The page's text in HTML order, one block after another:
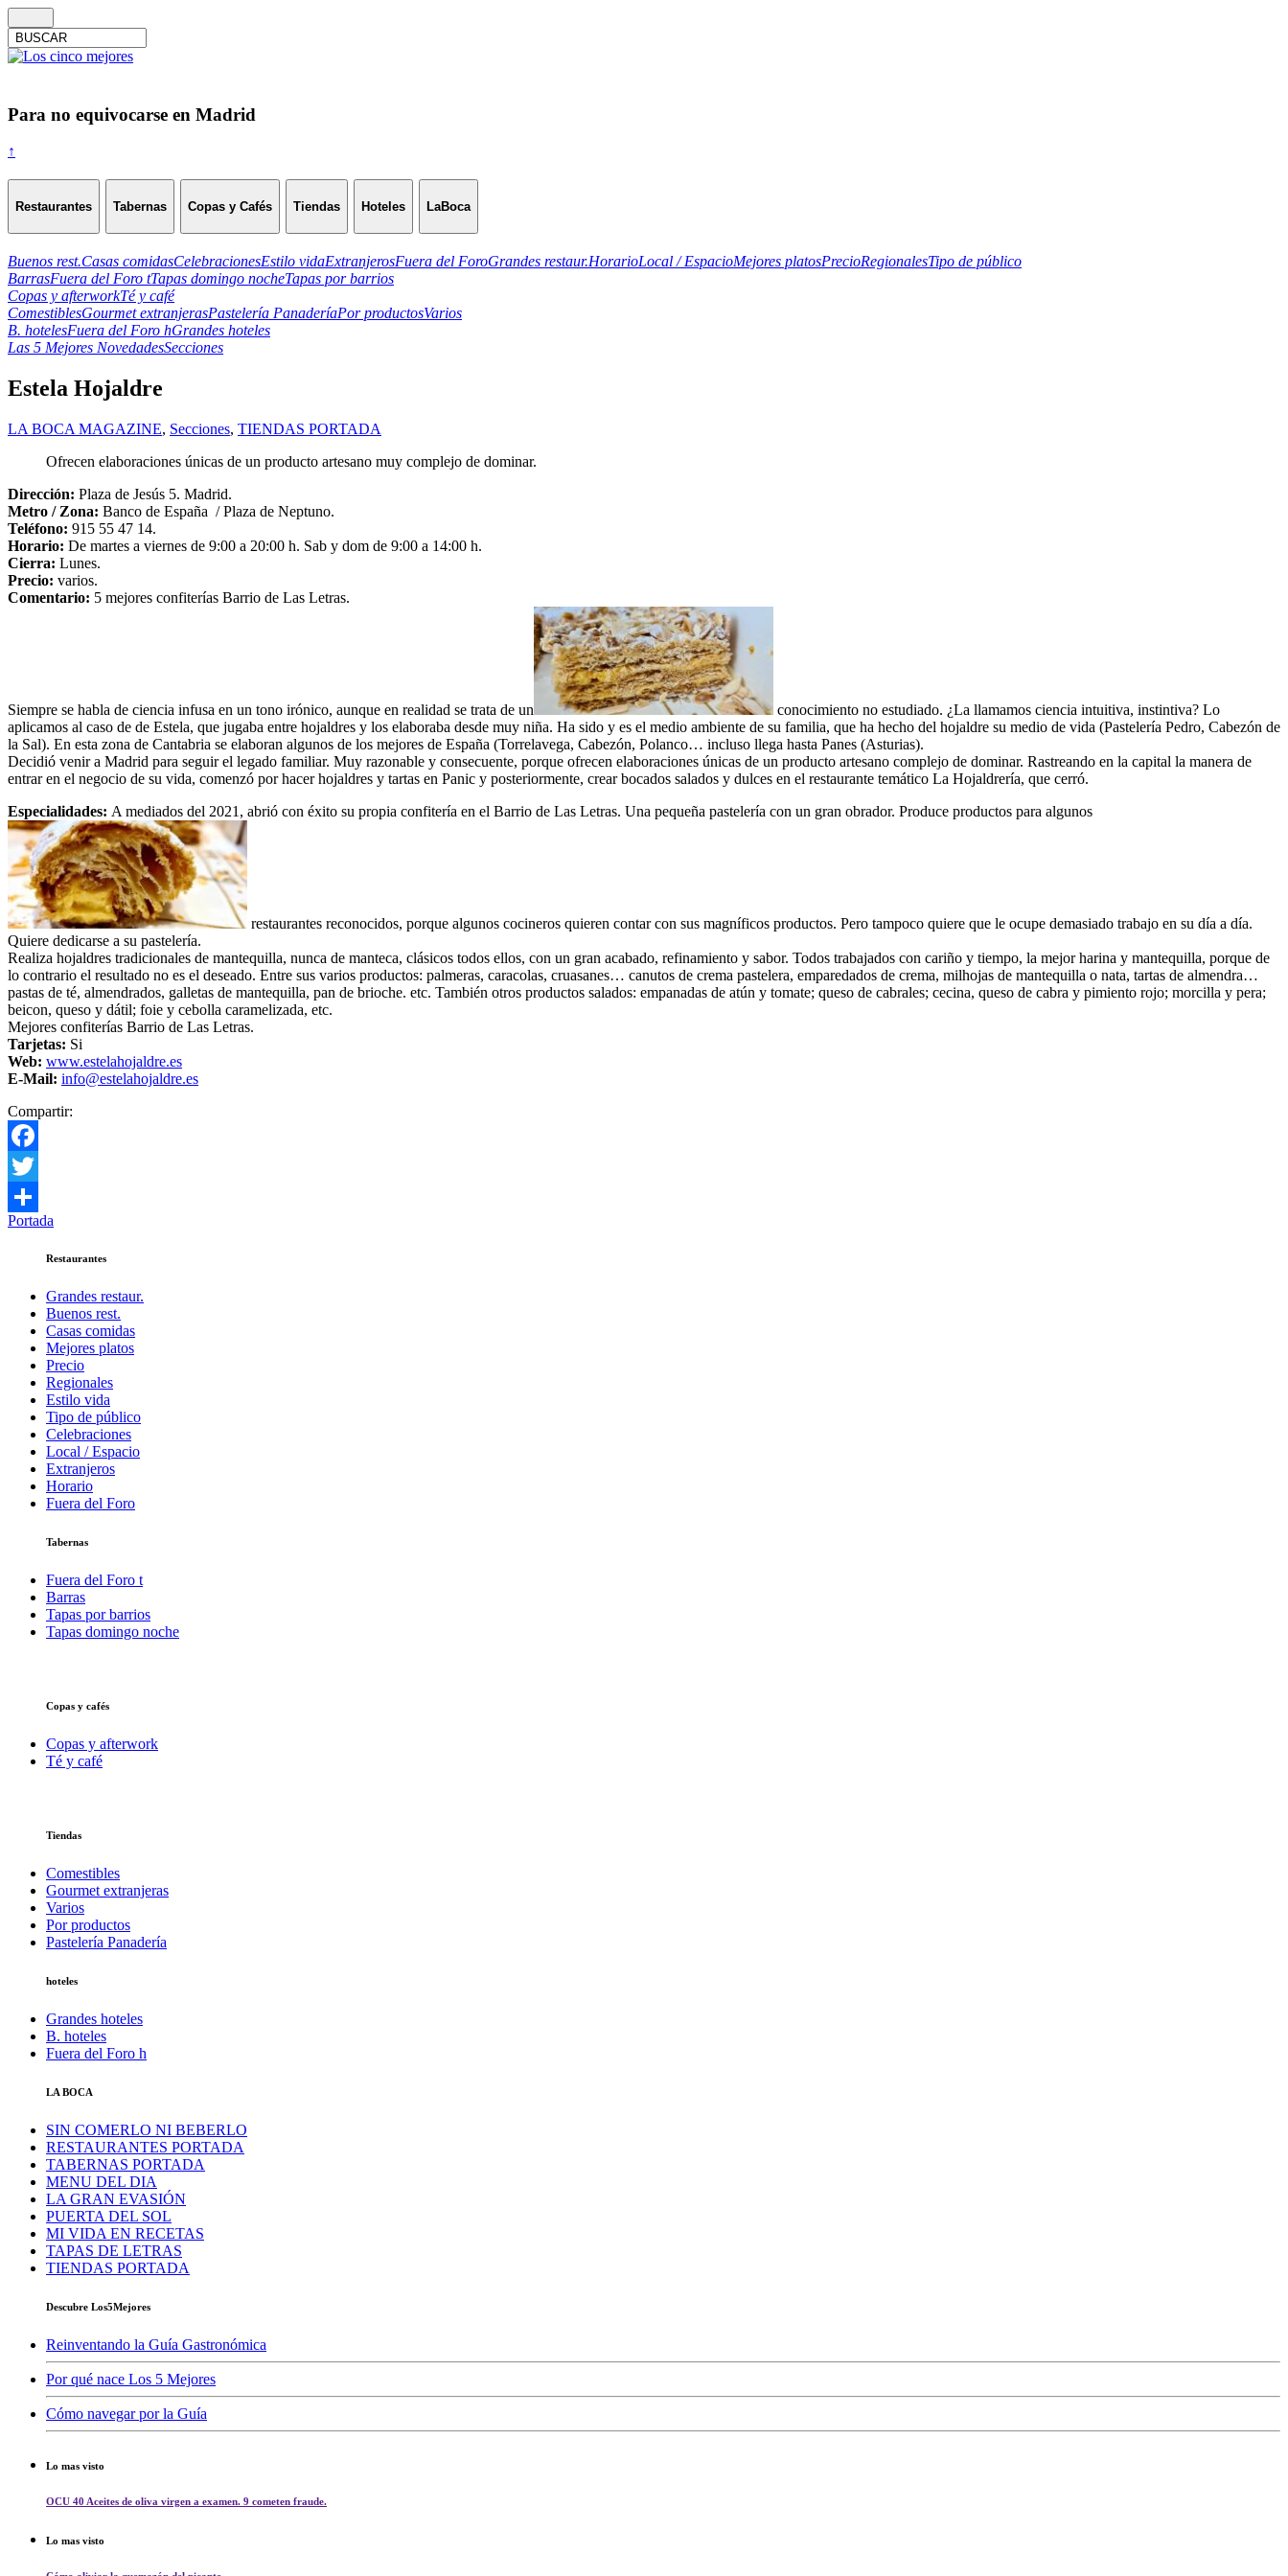
Para no equivocarse en Madrid
↑
Restaurantes Tabernas Copas y Cafés Tiendas Hoteles LaBoca
Buenos rest.Casas comidasCelebracionesEstilo vidaExtranjerosFuera del ForoGrandes restaur.HorarioLocal / EspacioMejores platosPrecioRegionalesTipo de público
BarrasFuera del Foro tTapas domingo nocheTapas por barrios
Copas y afterworkTé y café
ComestiblesGourmet extranjerasPastelería PanaderíaPor productosVarios
B. hotelesFuera del Foro hGrandes hoteles
Las 5 Mejores NovedadesSecciones
Estela Hojaldre
LA BOCA MAGAZINE, Secciones, TIENDAS PORTADA
Ofrecen elaboraciones únicas de un producto artesano muy complejo de dominar.
Dirección: Plaza de Jesús 5. Madrid.
Metro / Zona: Banco de España / Plaza de Neptuno.
Teléfono: 915 55 47 14.
Horario: De martes a viernes de 9:00 a 20:00 h. Sab y dom de 9:00 a 14:00 h.
Cierra: Lunes.
Precio: varios.
Comentario: 5 mejores confiterías Barrio de Las Letras.
Siempre se habla de ciencia infusa en un tono irónico, aunque en realidad se trata de un
conocimiento no estudiado. ¿La llamamos ciencia intuitiva, instintiva? Lo
aplicamos al caso de de Estela, que jugaba entre hojaldres y los elaboraba desde muy niña. Ha sido y es el medio ambiente de su familia, que ha hecho del hojaldre su medio de vida (Pastelería Pedro, Cabezón de
la Sal). En esta zona de Cantabria se elaboran algunos de los mejores de España (Torrelavega, Cabezón, Polanco… incluso llega hasta Panes (Asturias).
Decidió venir a Madrid para seguir el legado familiar. Muy razonable y consecuente, porque ofrecen elaboraciones únicas de un producto artesano complejo de dominar. Rastreando en la capital la manera de
entrar en el negocio de su vida, comenzó por hacer hojaldres y tartas en Panic y posteriormente, crear bocados salados y dulces en el restaurante temático La Hojaldrería, que cerró.
Especialidades: A mediados del 2021, abrió con éxito su propia confitería en el Barrio de Las Letras. Una pequeña pastelería con un gran obrador. Produce productos para algunos
restaurantes reconocidos, porque algunos cocineros quieren contar con sus magníficos productos. Pero tampoco quiere que le ocupe demasiado trabajo en su día a día.
Quiere dedicarse a su pastelería.
Realiza hojaldres tradicionales de mantequilla, nunca de manteca, clásicos todos ellos, con un gran acabado, refinamiento y sabor. Todos trabajados con cariño y tiempo, la mejor harina y mantequilla, porque de
lo contrario el resultado no es el deseado. Entre sus varios productos: palmeras, caracolas, cruasanes… canutos de crema pastelera, emparedados de crema, milhojas de mantequilla o nata, tartas de almendra…
pastas de té, almendrados, galletas de mantequilla, pan de brioche. etc. También otros productos salados: empanadas de atún y tomate; queso de cabrales; cecina, queso de cabra y pimiento rojo; morcilla y pera;
beicon, queso y dátil; foie y cebolla caramelizada, etc.
Mejores confiterías Barrio de Las Letras.
Tarjetas: Si
Web: www.estelahojaldre.es
E-Mail: info@estelahojaldre.es
Compartir:
Facebook
Twitter
Compartir
Portada
Restaurantes
Grandes restaur.
Buenos rest.
Casas comidas
Mejores platos
Precio
Regionales
Estilo vida
Tipo de público
Celebraciones
Local / Espacio
Extranjeros
Horario
Fuera del Foro
Tabernas
Fuera del Foro t
Barras
Tapas por barrios
Tapas domingo noche
Copas y cafés
Copas y afterwork
Té y café
Tiendas
Comestibles
Gourmet extranjeras
Varios
Por productos
Pastelería Panadería
hoteles
Grandes hoteles
B. hoteles
Fuera del Foro h
LA BOCA
SIN COMERLO NI BEBERLO
RESTAURANTES PORTADA
TABERNAS PORTADA
MENU DEL DIA
LA GRAN EVASIÓN
PUERTA DEL SOL
MI VIDA EN RECETAS
TAPAS DE LETRAS
TIENDAS PORTADA
Descubre Los5Mejores
Reinventando la Guía Gastronómica
Por qué nace Los 5 Mejores
Cómo navegar por la Guía
Lo mas visto
OCU 40 Aceites de oliva virgen a examen. 9 cometen fraude.
Lo mas visto